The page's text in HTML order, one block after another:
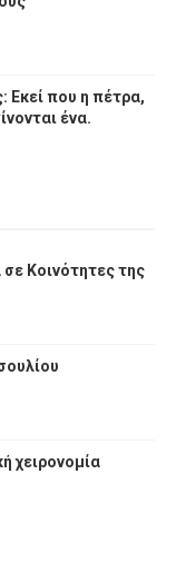
Εκεί που η πέτρα,
ένα.
Κοινότητες της
χειρονομία